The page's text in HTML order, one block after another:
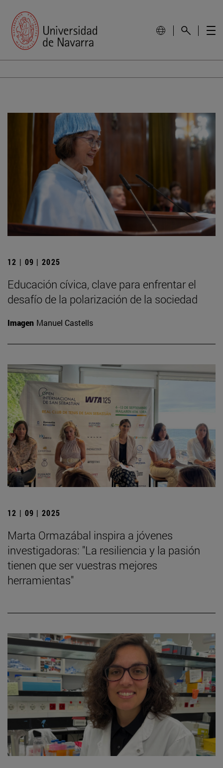
12 | 09 | 2025
Educación cívica, clave para enfrentar el
desafío de la polarización de la sociedad
Imagen Manuel Castells
12 | 09 | 2025
Marta Ormazábal inspira a jóvenes
investigadoras: "La resiliencia y la pasión
tienen que ser vuestras mejores
herramientas"